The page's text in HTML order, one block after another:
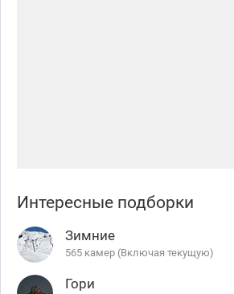
Интересные подборки
Зимние
565 камер (Включая текущую)
Гори